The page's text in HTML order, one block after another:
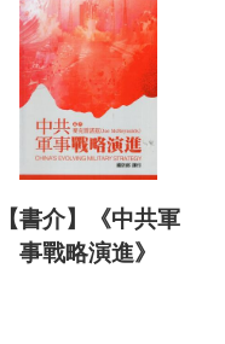
【書介】《中共軍
事戰略演進》